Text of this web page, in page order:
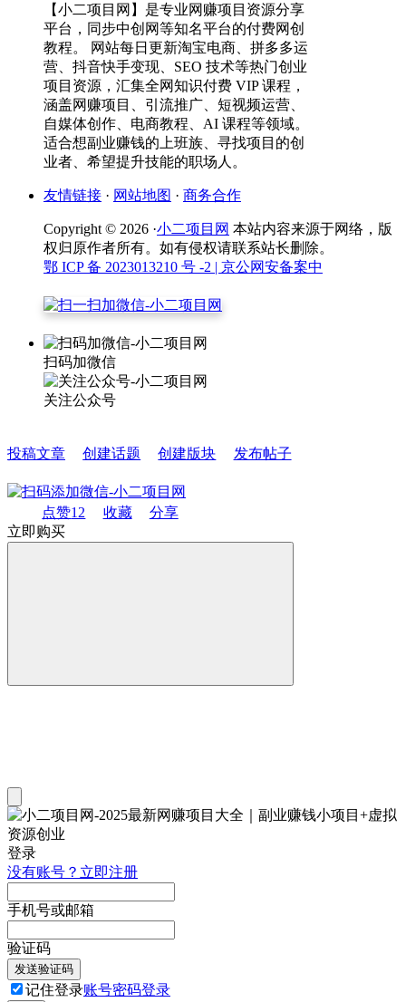
【小二项目网】是专业网赚项目资源分享
平台，同步中创网等知名平台的付费网创
教程。 网站每日更新淘宝电商、拼多多运
营、抖音快手变现、SEO 技术等热门创业
项目资源，汇集全网知识付费 VIP 课程，
涵盖网赚项目、引流推广、短视频运营、
自媒体创作、电商教程、AI 课程等领域。
适合想副业赚钱的上班族、寻找项目的创
业者、希望提升技能的职场人。
友情链接 · 网站地图 · 商务合作
Copyright © 2026 ·小二项目网 本站内容来源于网络，版
权归原作者所有。如有侵权请联系站长删除。
鄂 ICP 备 2023013210 号 -2 | 京公网安备案中
扫码加微信
关注公众号
投稿文章 创建话题 创建版块 发布帖子
点赞12 收藏
分享
立即购买
登录
没有账号？立即注册
手机号或邮箱
验证码
发送验证码
记住登录账号密码登录